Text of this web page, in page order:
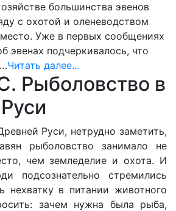
большинства эвенов
с охотой и оленеводством
Уже в первых сообщениях
эвенах подчеркивалось, что
Читать далее...
Рыболовство в
Руси, нетрудно заметить,
рыболовство занимало не
чем земледелие и охота. И
подсознательно стремились
нехватку в питании животного
зачем нужна была рыба,